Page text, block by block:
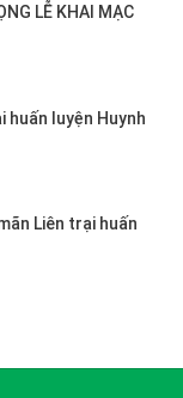
LỄ KHAI MẠC
huấn luyện Huynh
Liên trại huấn